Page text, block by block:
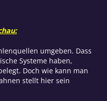
umgeben. Dass
Systeme haben,
Doch wie kann man
stellt hier sein